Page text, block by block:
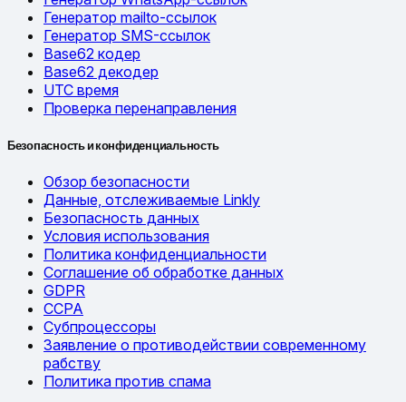
Генератор mailto-ссылок
Генератор SMS-ссылок
Base62 кодер
Base62 декодер
UTC время
Проверка перенаправления
Безопасность и конфиденциальность
Обзор безопасности
Данные, отслеживаемые Linkly
Безопасность данных
Условия использования
Политика конфиденциальности
Соглашение об обработке данных
GDPR
CCPA
Субпроцессоры
Заявление о противодействии современному
рабству
Политика против спама